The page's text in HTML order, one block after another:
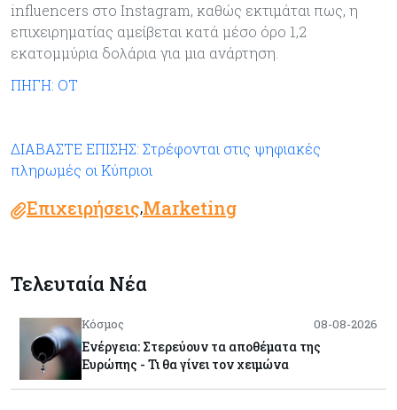
influencers στο Instagram, καθώς εκτιμάται πως, η
επιχειρηματίας αμείβεται κατά μέσο όρο 1,2
εκατομμύρια δολάρια για μια ανάρτηση.
ΠΗΓΗ: ΟΤ
ΔΙΑΒΑΣΤΕ ΕΠΙΣΗΣ: Στρέφονται στις ψηφιακές
πληρωμές οι Κύπριοι
Επιχειρήσεις,Marketing
Τελευταία Νέα
Κόσμος 08-08-2026
Ενέργεια: Στερεύουν τα αποθέματα της
Ευρώπης - Τι θα γίνει τον χειμώνα